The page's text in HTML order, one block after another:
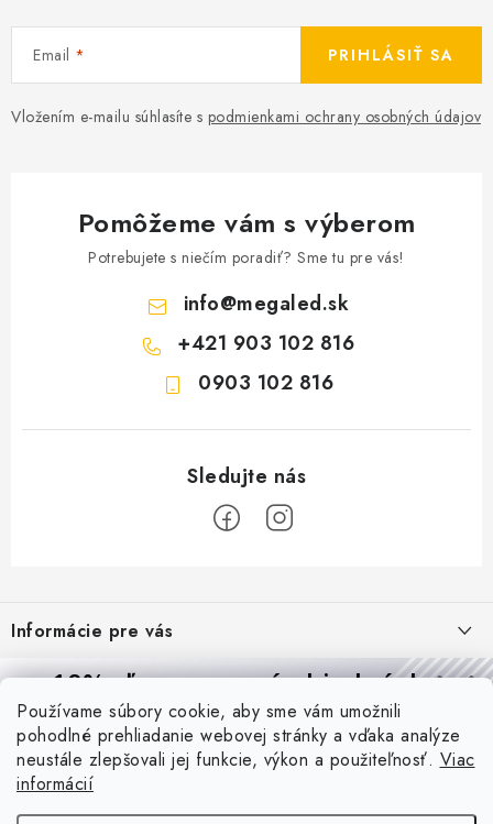
Používame súbory cookie, aby sme vám umožnili
pohodlné prehliadanie webovej stránky a vďaka analýze
neustále zlepšovali jej funkcie, výkon a použiteľnosť. Viac
informácií
Email
Vložením e-mailu súhlasíte s podmienkami ochrany osobných údajov
PRIHLÁSIŤ SA
Pomôžeme vám s výberom
Potrebujete s niečím poradiť? Sme tu pre vás!
info@megaled.sk
+421 903 102 816
0903 102 816
p
ä
Informácie pre vás
Reklamácie a formulár na odstúpenie od zmluvy
Obchodné podmienky
Podmienky ochrany osobných údajov
O nás - MEGALED & JANTON Zákamenné
Blog
PIR vs. mikrovlnný senzor: ktorý je lepší a kedy ho použiť? +
vysvetlenie daylight senzoru
10% zľavana prvú objednávku
Prihláste sa azískajtezľavu aj praktické tipy,vďaka ktorým
budete svietiť lepšie a platiť menej.